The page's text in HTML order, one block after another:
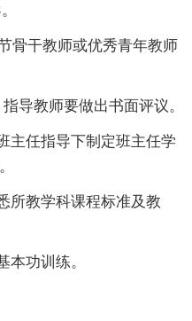
骨干教师或优秀青年教师
导教师要做出书面评议。
主任指导下制定班主任学
所教学科课程标准及教
本功训练。